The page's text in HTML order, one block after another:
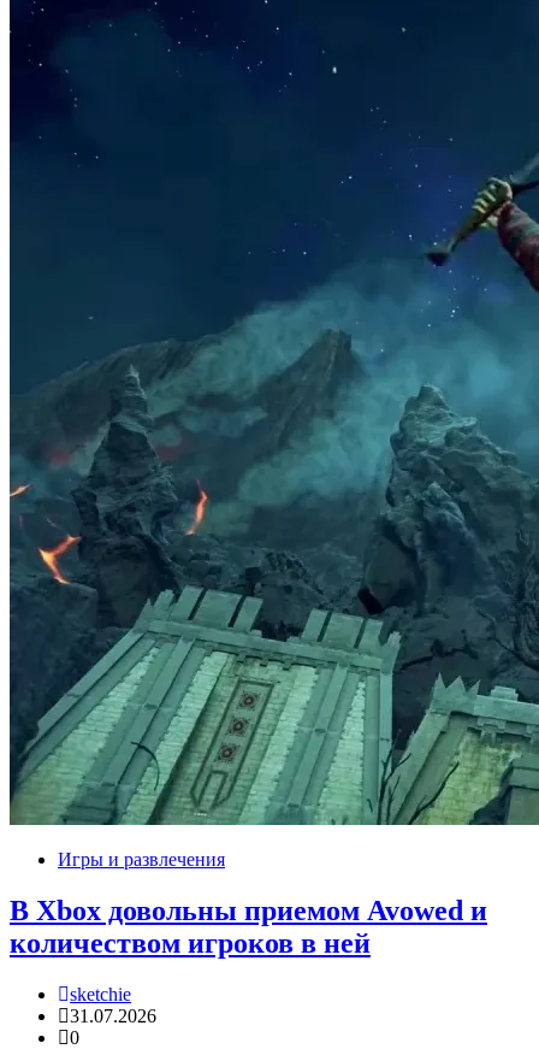
Игры и развлечения
В Xbox довольны приемом Avowed и
количеством игроков в ней
sketchie
31.07.2026
0